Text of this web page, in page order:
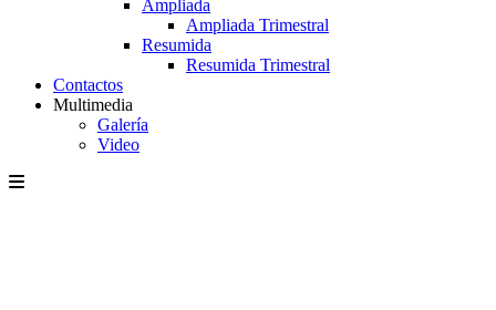
Ampliada
Ampliada Trimestral
Resumida
Resumida Trimestral
Contactos
Multimedia
Galería
Video